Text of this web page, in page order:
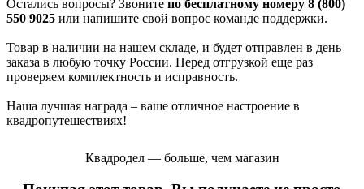
Остались вопросы? Звоните по бесплатному номеру 8 (800)
550 9025 или напишите свой вопрос команде поддержки.
Товар в наличии на нашем складе, и будет отправлен в день
заказа в любую точку России. Перед отгрузкой еще раз
проверяем комплектность и исправность.
Наша лучшая награда – ваше отличное настроение в
квадропутешествиях!
Квадродел — больше, чем магазин